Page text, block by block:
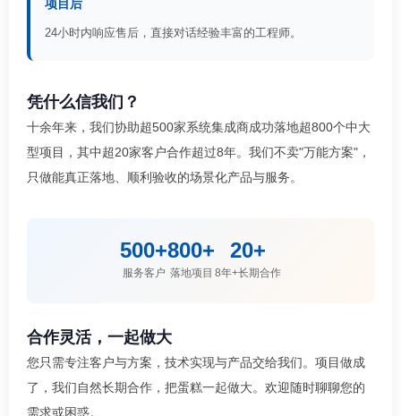
项目后
24小时内响应售后，直接对话经验丰富的工程师。
凭什么信我们？
十余年来，我们协助超500家系统集成商成功落地超800个中大
型项目，其中超20家客户合作超过8年。我们不卖"万能方案"，
只做能真正落地、顺利验收的场景化产品与服务。
500+
服务客户
800+
落地项目
20+
8年+长期合作
合作灵活，一起做大
您只需专注客户与方案，技术实现与产品交给我们。项目做成
了，我们自然长期合作，把蛋糕一起做大。欢迎随时聊聊您的
需求或困惑。